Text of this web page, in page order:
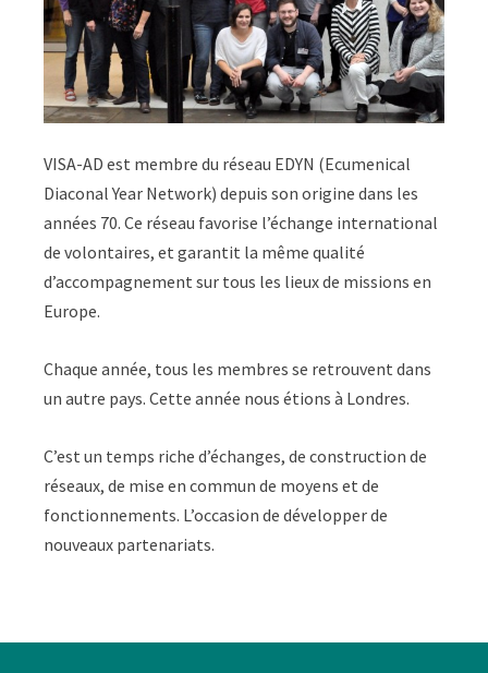
VISA-AD est membre du réseau EDYN (Ecumenical
Diaconal Year Network) depuis son origine dans les
années 70. Ce réseau favorise l’échange international
de volontaires, et garantit la même qualité
d’accompagnement sur tous les lieux de missions en
Europe.
Chaque année, tous les membres se retrouvent dans
un autre pays. Cette année nous étions à Londres.
C’est un temps riche d’échanges, de construction de
réseaux, de mise en commun de moyens et de
fonctionnements. L’occasion de développer de
nouveaux partenariats.